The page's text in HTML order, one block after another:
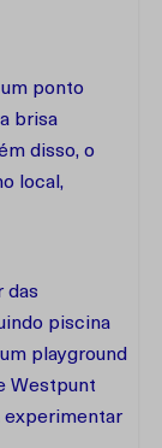
ponto
brisa
disso, o
local,
das
piscina
playground
Westpunt
experimentar